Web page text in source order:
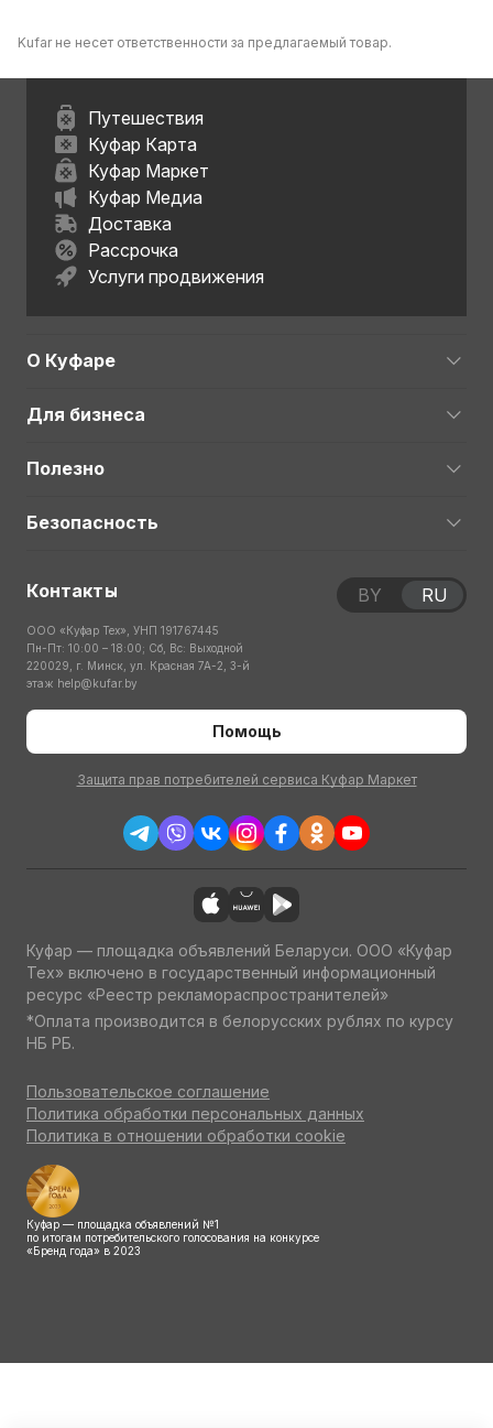
Kufar не несет ответственности за предлагаемый товар.
Путешествия
Куфар Карта
Куфар Маркет
Куфар Медиа
Доставка
Рассрочка
Услуги продвижения
О Куфаре
Для бизнеса
Полезно
Безопасность
Контакты
ООО «Куфар Тех», УНП 191767445
Пн-Пт: 10:00 – 18:00; Сб, Вс: Выходной
220029, г. Минск, ул. Красная 7А-2, 3-й
этаж help@kufar.by
Помощь
Защита прав потребителей сервиса Куфар Маркет
BY RU
Куфар — площадка объявлений Беларуси. ООО «Куфар
Тех» включено в государственный информационный
ресурс «Реестр рекламораспространителей»
*Оплата производится в белорусских рублях по курсу
НБ РБ.
Пользовательское соглашение
Политика обработки персональных данных
Политика в отношении обработки cookie
Куфар — площадка объявлений №1
по итогам потребительского голосования на конкурсе
«Бренд года» в 2023